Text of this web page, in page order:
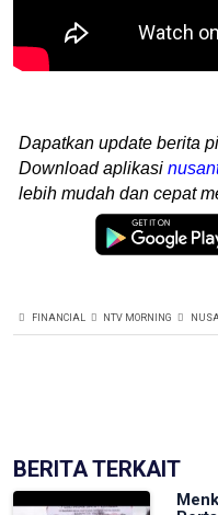
Dapatkan update berita
Download aplikasi
lebih mudah dan cepat
FINANCIAL NTV MORNING
BERITA TERKAIT